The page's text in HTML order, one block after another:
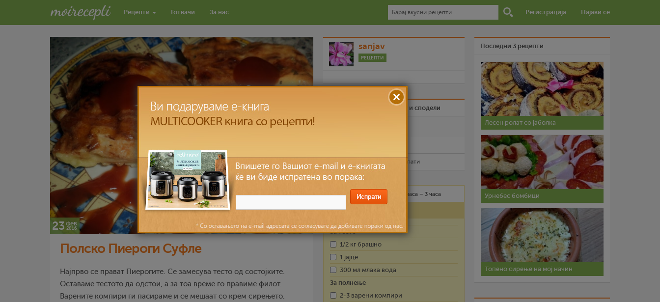
Рецепти Готвачи За нас Регистрација Најави се
23 фев
2016
Полско Пиероги Суфле
Најпрво се прават Пиерогите. Се замесува тесто од состојките.
Оставаме тестото да одстои, а за тоа време го правиме филот.
Варените компири ги пасираме и се мешаат со крем сирењето.
sanjav
РЕЦЕПТИ
Биди вистински пријател и сподели
Рецептот е прочитан пати
Лесно 4 лица 2 часа – 3 часа
Состојки
За тесто
1/2 кг брашно
1 јајце
300 мл млака вода
За полнење
2-3 варени компири
Последни 3 рецепти
Лесен ролат со јаболка
Урнебес бомбици
Топено сирење на мој начин